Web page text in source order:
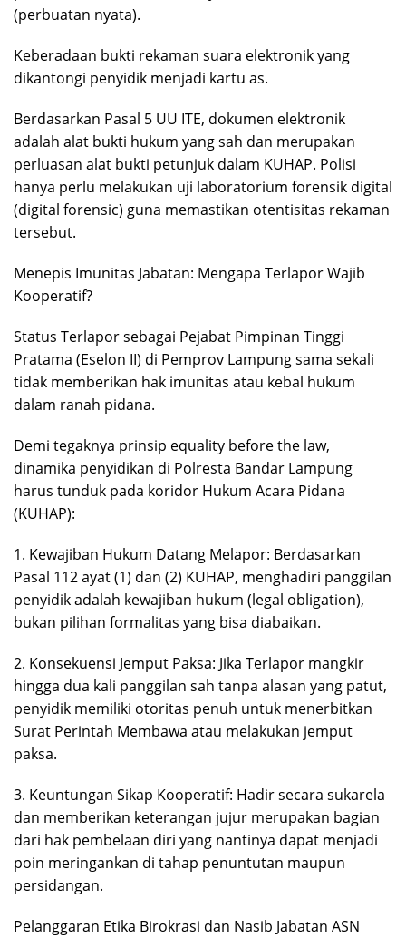
(perbuatan nyata).
Keberadaan bukti rekaman suara elektronik yang
dikantongi penyidik menjadi kartu as.
Berdasarkan Pasal 5 UU ITE, dokumen elektronik
adalah alat bukti hukum yang sah dan merupakan
perluasan alat bukti petunjuk dalam KUHAP. Polisi
hanya perlu melakukan uji laboratorium forensik digital
(digital forensic) guna memastikan otentisitas rekaman
tersebut.
Menepis Imunitas Jabatan: Mengapa Terlapor Wajib
Kooperatif?
Status Terlapor sebagai Pejabat Pimpinan Tinggi
Pratama (Eselon II) di Pemprov Lampung sama sekali
tidak memberikan hak imunitas atau kebal hukum
dalam ranah pidana.
Demi tegaknya prinsip equality before the law,
dinamika penyidikan di Polresta Bandar Lampung
harus tunduk pada koridor Hukum Acara Pidana
(KUHAP):
1. Kewajiban Hukum Datang Melapor: Berdasarkan
Pasal 112 ayat (1) dan (2) KUHAP, menghadiri panggilan
penyidik adalah kewajiban hukum (legal obligation),
bukan pilihan formalitas yang bisa diabaikan.
2. Konsekuensi Jemput Paksa: Jika Terlapor mangkir
hingga dua kali panggilan sah tanpa alasan yang patut,
penyidik memiliki otoritas penuh untuk menerbitkan
Surat Perintah Membawa atau melakukan jemput
paksa.
3. Keuntungan Sikap Kooperatif: Hadir secara sukarela
dan memberikan keterangan jujur merupakan bagian
dari hak pembelaan diri yang nantinya dapat menjadi
poin meringankan di tahap penuntutan maupun
persidangan.
Pelanggaran Etika Birokrasi dan Nasib Jabatan ASN